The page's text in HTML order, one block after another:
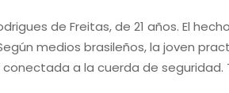
de Freitas, de 21 años. El
medios brasileños, la joven
a la cuerda de seguridad.